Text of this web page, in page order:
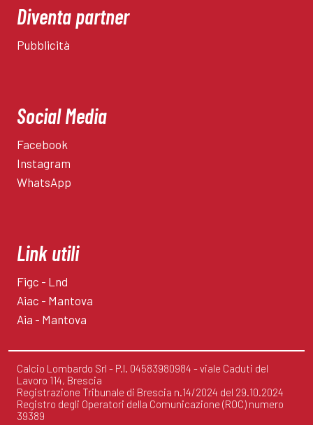
Diventa partner
Pubblicità
Social Media
Facebook
Instagram
WhatsApp
Link utili
Figc - Lnd
Aiac - Mantova
Aia - Mantova
Calcio Lombardo Srl - P.I. 04583980984 - viale Caduti del
Lavoro 114, Brescia
Registrazione Tribunale di Brescia n.14/2024 del 29.10.2024
Registro degli Operatori della Comunicazione (ROC) numero
39389